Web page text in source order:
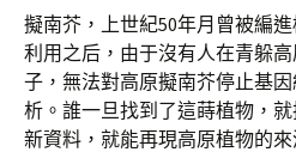
擬南芥，上世紀50年月曾被編
利用之后，由于沒有人在青躲
子，無法對高原擬南芥停止基
析。誰一旦找到了這蒔植物，
新資料，就能再現高原植物的來